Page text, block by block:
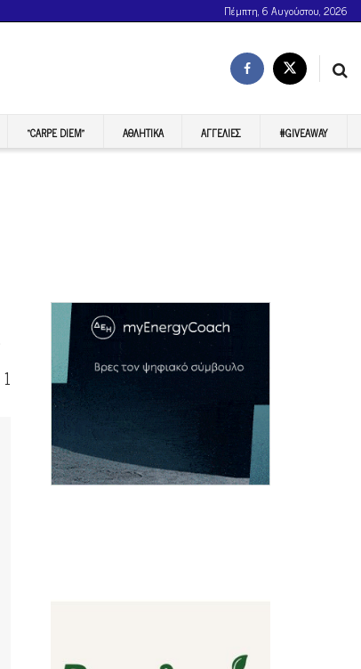
Πέμπτη, 6 Αυγούστου, 2026
“CARPE DIEM” ΑΘΛΗΤΙΚΆ ΑΓΓΕΛΊΕΣ #GIVEAWAY
1